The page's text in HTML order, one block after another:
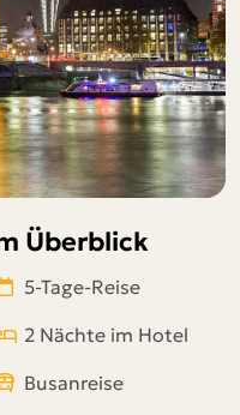
Überblick
5-Tage-Reise
2 Nächte im Hotel
Busanreise